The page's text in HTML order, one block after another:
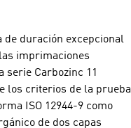
de duración excepcional
imprimaciones
serie Carbozinc 11
los criterios de la prueba
ISO 12944-9 como
de dos capas